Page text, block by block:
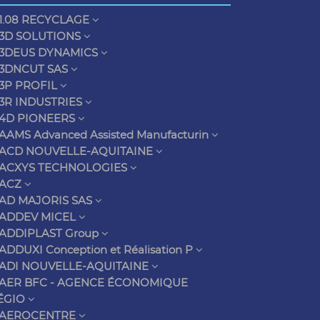
RECYCLAGE
SOLUTIONS
DYNAMICS
SAS
PROFIL
INDUSTRIES
PIONEERS
Advanced Assisted Manufacturin
NOUVELLE-AQUITAINE
TECHNOLOGIES
MAJORIS SAS
MICEL
Group
Conception et Réalisation P
NOUVELLE-AQUITAINE
BFC - AGENCE ÉCONOMIQUE